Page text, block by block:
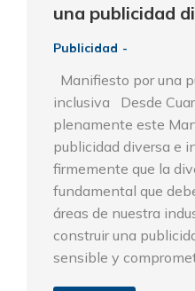
una publicidad
Publicidad
Manifiesto por una
inclusiva Desde
plenamente este
publicidad diversa e
firmemente que la
fundamental que
áreas de nuestra
construir una
sensible y